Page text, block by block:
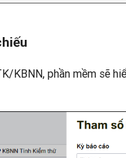
KBNN, phần mềm sẽ